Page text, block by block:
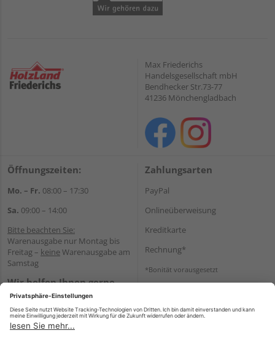
Max Friederichs
Handelsgesellschaft mbH
Bendhecker Str.73-77
41236 Mönchengladbach
Öffnungszeiten:
Mo. – Fr. 08:00 – 17:30
Sa. 09:00 – 14:00
Bitte beachten Sie:
Warenausgabe nur Montag bis
Freitag – keineWarenausgabe am
Samstag
Wir helfen Ihnen gerne
weiter
Tel.:+49 2166 9199137
E-Mail:holzland-
shop@friederichs-gmbh.de
Zahlungsarten
PayPal
Onlineüberweisung
Kreditkarte
Rechnung*
*Bonität vorausgesetzt